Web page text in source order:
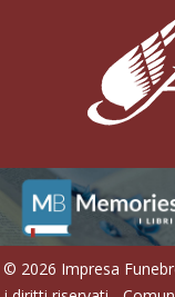
© 2026 Impresa